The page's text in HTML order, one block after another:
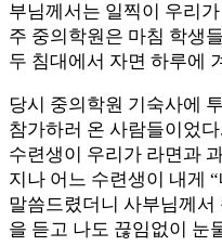
부님께서는 일찍이 우리
주 중의학원은 마침 학생
두 침대에서 자면 하루에
당시 중의학원 기숙사에
참가하러 온 사람들이었
수련생이 우리가 라면과
지나 어느 수련생이 내게
말씀드렸더니 사부님께서
을 듣고 나도 끊임없이 눈